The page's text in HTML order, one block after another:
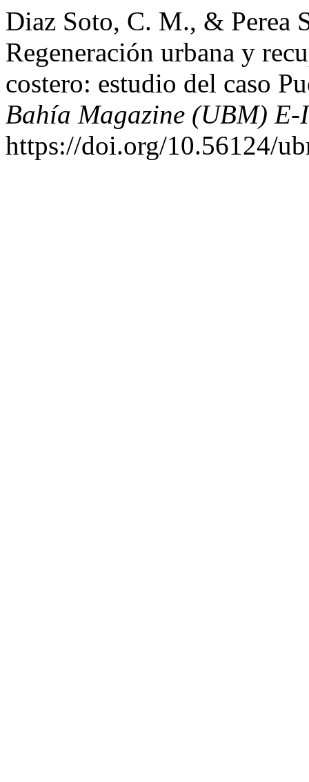
Diaz Soto, C. M., & Perea
Regeneración urbana y
costero: estudio del caso
Bahía Magazine (UBM) E-
https://doi.org/10.56124/